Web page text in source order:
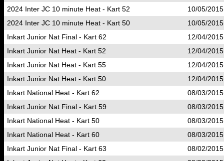
2024 Inter JC 10 minute Heat - Kart 52
10/05/
2024 Inter JC 10 minute Heat - Kart 50
10/05/
Inkart Junior Nat Final - Kart 62
12/04/
Inkart Junior Nat Heat - Kart 52
12/04/
Inkart Junior Nat Heat - Kart 55
12/04/
Inkart Junior Nat Heat - Kart 50
12/04/
Inkart National Heat - Kart 62
08/03/
Inkart Junior Nat Final - Kart 59
08/03/
Inkart National Heat - Kart 50
08/03/
Inkart National Heat - Kart 60
08/03/
Inkart Junior Nat Final - Kart 63
08/02/